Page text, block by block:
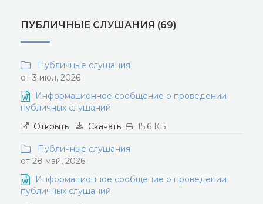
ПУБЛИЧНЫЕ СЛУШАНИЯ (69)
Публичные слушания
от 3 июл, 2026
Информационное сообщение о проведении
публичных слушаний
Открыть
Скачать 15.6 КБ
Публичные слушания
от 28 май, 2026
Информационное сообщение о проведении
публичных слушаний